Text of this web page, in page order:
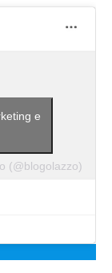
(@blogolazzo)
e